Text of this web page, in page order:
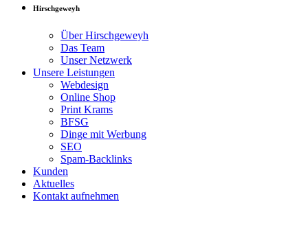
Hirschgeweyh
Über Hirschgeweyh
Das Team
Unser Netzwerk
Unsere Leistungen
Webdesign
Online Shop
Print Krams
BFSG
Dinge mit Werbung
SEO
Spam-Backlinks
Kunden
Aktuelles
Kontakt aufnehmen